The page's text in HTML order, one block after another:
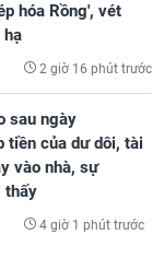
hóa Rồng', vét
hạ
2 giờ 16 phút trước
sau ngày
của dư dôi, tài
vào nhà, sự
thấy
4 giờ 1 phút trước